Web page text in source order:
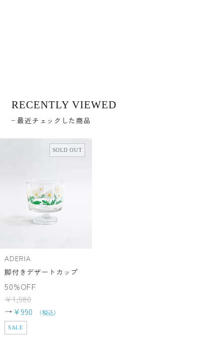
RECENTLY VIEWED
最近チェックした商品
ADERIA
脚付きデザートカップ
50%OFF
¥1,980
→ ¥990
SOLD OUT
SALE